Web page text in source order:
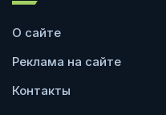
О сайте
Реклама на сайте
Контакты